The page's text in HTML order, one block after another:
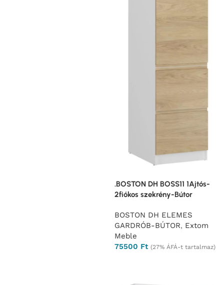
.BOSTON DH BOSS11 1Ajtós-
2fiókos szekrény-Bútor
BOSTON DH ELEMES
GARDRÓB-BÚTOR, Extom
Meble
75500 Ft (27% ÁFÁ-t tartalmaz)